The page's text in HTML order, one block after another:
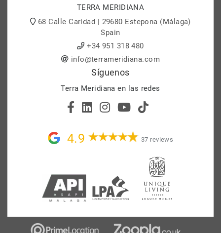
TERRA MERIDIANA
68 Calle Caridad | 29680 Estepona (Málaga)
Spain
+34 951 318 480
info@terrameridiana.com
Síguenos
Terra Meridiana en las redes
4.9 37 reviews